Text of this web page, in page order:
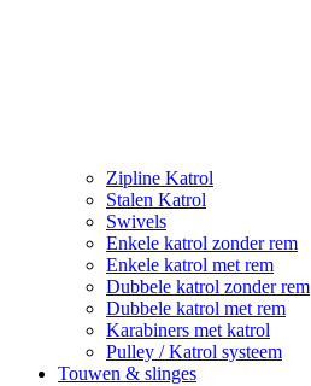
Zipline Katrol
Stalen Katrol
Swivels
Enkele katrol zonder rem
Enkele katrol met rem
Dubbele katrol zonder rem
Dubbele katrol met rem
Karabiners met katrol
Pulley / Katrol systeem
Touwen & slinges